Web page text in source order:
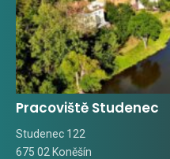
Pracoviště Studenec
Studenec 122
675 02 Koněšín